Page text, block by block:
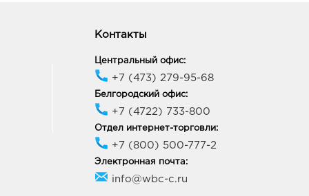
Галерея Чижова:
Воронежская обл, г
ул Кольцовская, д. 35
работы:
Воронежская обл, г
Контакты
Центральный офис:
+7 (473) 279-95-68
Белгородский офис:
+7 (4722) 733-800
Отдел интернет-торговли:
+7 (800) 500-777-2
Электронная почта:
info@wbc-c.ru